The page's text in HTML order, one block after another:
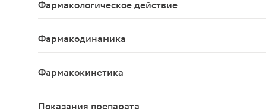
Фармакологическое действие
Средство для лечения мигрени; агонист
Фармакодинамика
Фармакокинетика
Средство для лечения мигрени; агонист
Показания препарата